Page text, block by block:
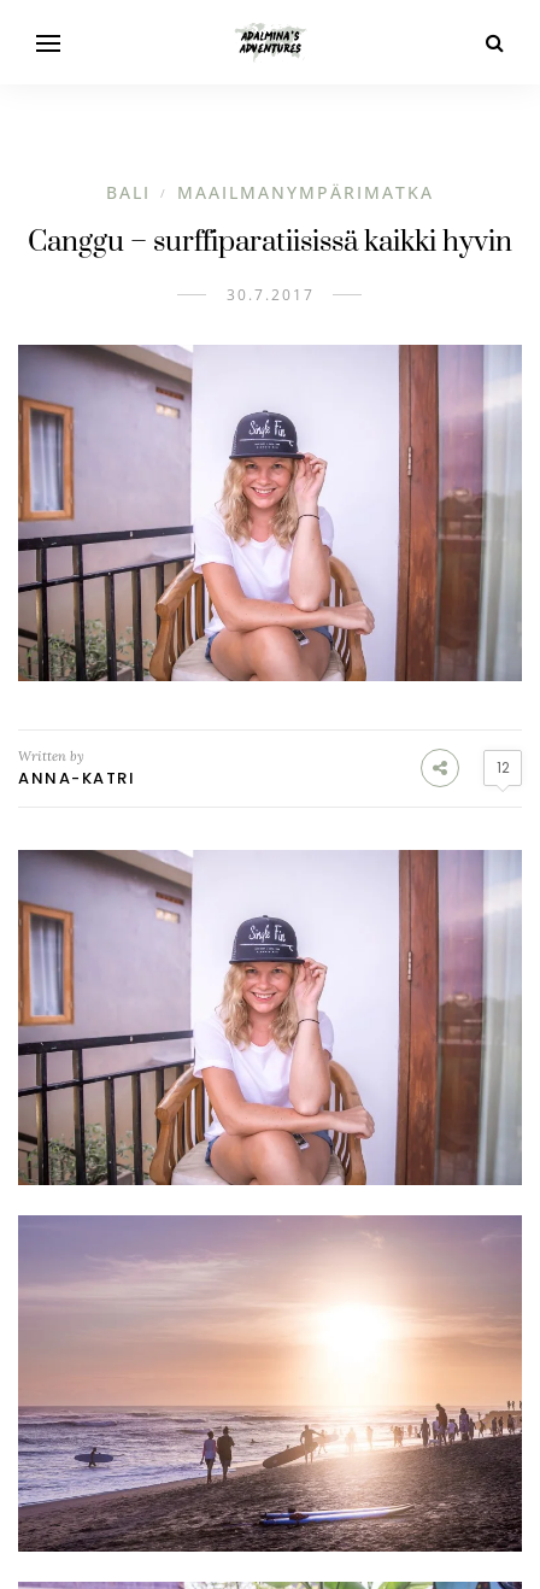
BALI / MAAILMANYMPÄRIMATKA
Canggu – surffiparatiisissä kaikki hyvin
30.7.2017
Written by
ANNA-KATRI 12